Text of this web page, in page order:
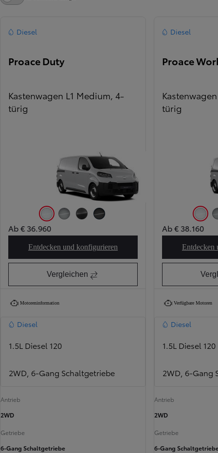
Diesel
Proace Duty
Kastenwagen L1 Medium, 4-
türig
Icy White (EPR)
Ab € 36.960
Entdecken und konfigurieren
Proace Duty
Vergleichen
Motoreninformation
Diesel
1.5L Diesel 120
2WD, 6-Gang Schaltgetriebe
Antrieb
2WD
Getriebe
6-Gang Schaltgetriebe
Diesel
Proace
türig
Icy
Ab € 38.160
Entdecken
Verfügbare Motoren
Diesel
1.5L Diesel 120
2WD, 6-Gang
Antrieb
2WD
Getriebe
6-Gang